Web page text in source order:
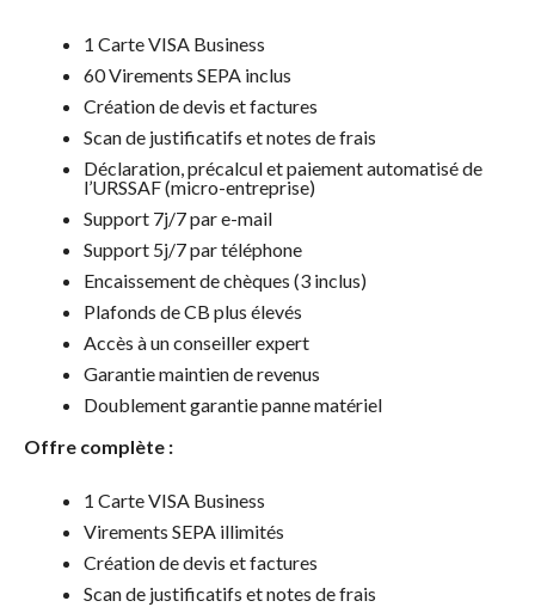
1 Carte VISA Business
60 Virements SEPA inclus
Création de devis et factures
Scan de justificatifs et notes de frais
Déclaration, précalcul et paiement automatisé de
l’URSSAF (micro-entreprise)
Support 7j/7 par e-mail
Support 5j/7 par téléphone
Encaissement de chèques (3 inclus)
Plafonds de CB plus élevés
Accès à un conseiller expert
Garantie maintien de revenus
Doublement garantie panne matériel
Offre complète :
1 Carte VISA Business
Virements SEPA illimités
Création de devis et factures
Scan de justificatifs et notes de frais